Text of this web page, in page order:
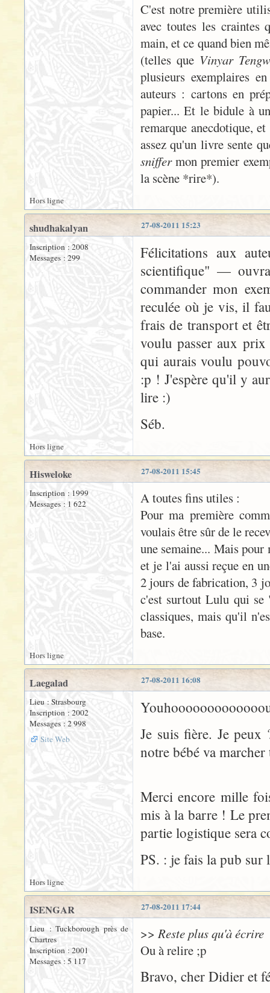
C'est notre première
avec toutes les craintes
main, et ce quand bien
(telles que Vinyar
plusieurs exemplaires
auteurs : cartons en
papier... Et le bidule à
remarque anecdotique,
assez qu'un livre sente
sniffermon premier
la scène *rire*).
Hors ligne
27-08-2011 15:23
shudhakalyan
Inscription : 2008
Messages : 299
Félicitations aux
scientifique" —
commander mon
reculée où je vis, il
frais de transport et
voulu passer aux prix
qui aurais voulu
:p ! J'espère qu'il y
lire :)
Séb.
Hors ligne
27-08-2011 15:45
Hisweloke
Inscription : 1999
Messages : 1 622
A toutes fins utiles :
Pour ma première
voulais être sûr de le
une semaine... Mais
et je l'ai aussi reçue en
2 jours de fabrication, 3
c'est surtout Lulu qui se
classiques, mais qu'il
base.
Hors ligne
27-08-2011 16:08
Laegalad
Lieu : Strasbourg
Inscription : 2002
Messages : 2 998
Site Web
Je suis fière. Je peux
notre bébé va
Merci encore mille
mis à la barre ! Le
partie logistique sera
PS. : je fais la pub
Hors ligne
27-08-2011 17:44
ISENGAR
Lieu : Tuckborough près de
Chartres
Inscription : 2001
Messages : 5 117
>> Reste plus qu'à écrire
Ou à relire ;p
Bravo, cher Didier et